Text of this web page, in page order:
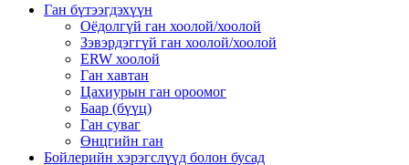
Ган бүтээгдэхүүн
Оёдолгүй ган хоолой/хоолой
Зэвэрдэггүй ган хоолой/хоолой
ERW хоолой
Ган хавтан
Цахиурын ган ороомог
Баар (бүүц)
Ган суваг
Өнцгийн ган
Бойлерийн хэрэгслүүд болон бусад